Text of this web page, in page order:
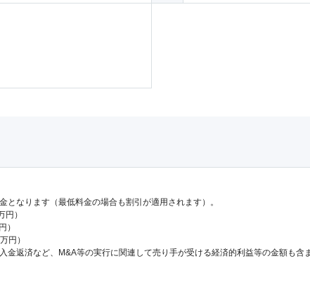
となります（最低料金の場合も割引が適用されます）。
）
）
円）
金返済など、M&A等の実行に関連して売り手が受ける経済的利益等の金額も含